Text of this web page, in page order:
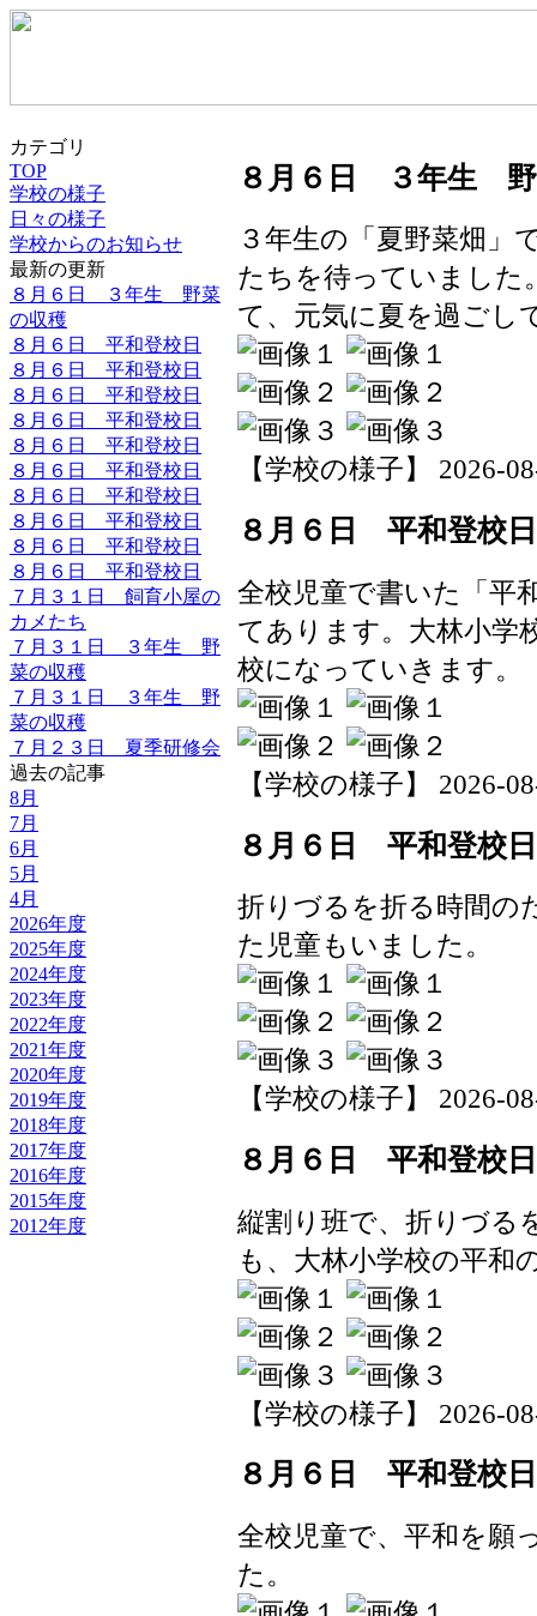
カテゴリ
TOP
学校の様子
日々の様子
学校からのお知らせ
最新の更新
８月６日 ３年生 野菜
の収穫
８月６日 平和登校日
８月６日 平和登校日
８月６日 平和登校日
８月６日 平和登校日
８月６日 平和登校日
８月６日 平和登校日
８月６日 平和登校日
８月６日 平和登校日
８月６日 平和登校日
８月６日 平和登校日
７月３１日 飼育小屋の
カメたち
７月３１日 ３年生 野
菜の収穫
７月３１日 ３年生 野
菜の収穫
７月２３日 夏季研修会
過去の記事
8月
7月
6月
5月
4月
2026年度
2025年度
2024年度
2023年度
2022年度
2021年度
2020年度
2019年度
2018年度
2017年度
2016年度
2015年度
2012年度
８月６日 ３年生 野
３年生の「夏野菜畑」
たちを待っていました
て、元気に夏を過ごし
【学校の様子】 2026-
８月６日 平和登校日
全校児童で書いた「平
てあります。大林小学
校になっていきます。
【学校の様子】 2026-
８月６日 平和登校日
折りづるを折る時間の
た児童もいました。
【学校の様子】 2026-
８月６日 平和登校日
縦割り班で、折りづる
も、大林小学校の平和
【学校の様子】 2026-
８月６日 平和登校日
全校児童で、平和を願
た。